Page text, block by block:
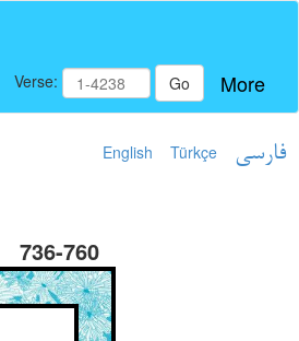
Verse: Go More
English Türkçe فارسی
736-760